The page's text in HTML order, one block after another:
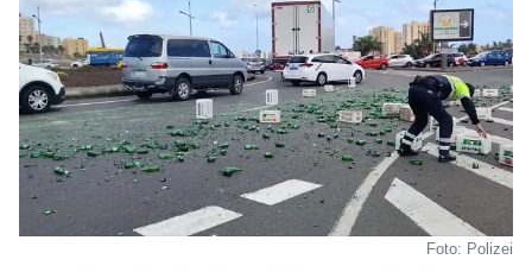
Foto: Polizei